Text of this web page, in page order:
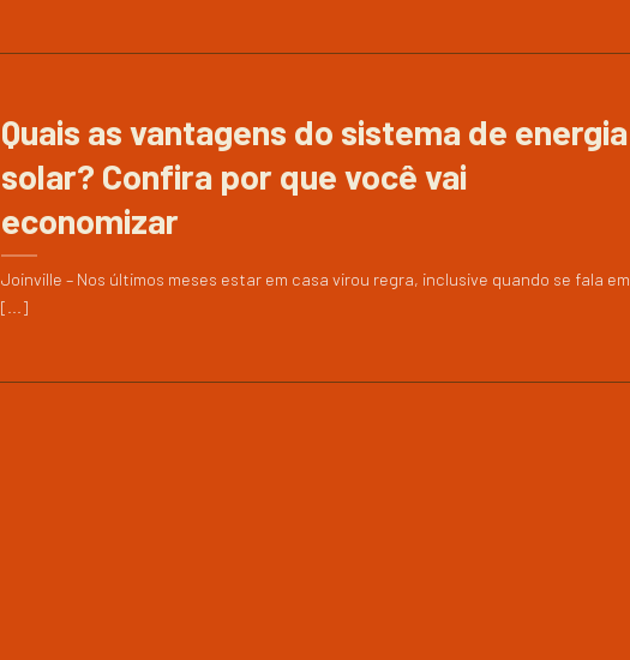
Quais as vantagens do sistema de energia
solar? Confira por que você vai
economizar
Joinville – Nos últimos meses estar em casa virou regra, inclusive quando se fala em
[...]